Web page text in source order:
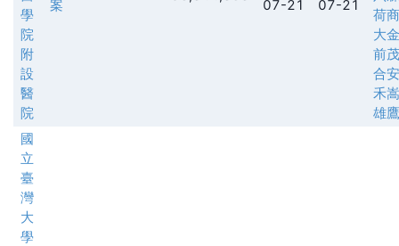
學
院
附
設
醫
院
案
07-21
07-21
荷
大
前
合
禾
雄
國
立
臺
灣
大
學